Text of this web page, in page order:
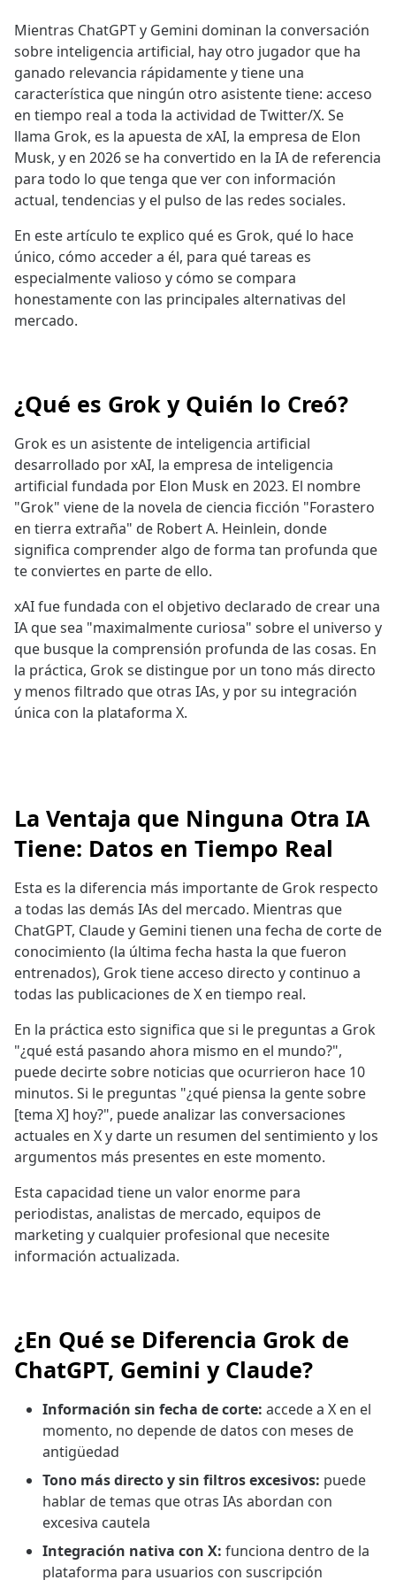
Mientras ChatGPT y Gemini dominan la conversación
sobre inteligencia artificial, hay otro jugador que ha
ganado relevancia rápidamente y tiene una
característica que ningún otro asistente tiene: acceso
en tiempo real a toda la actividad de Twitter/X. Se
llama Grok, es la apuesta de xAI, la empresa de Elon
Musk, y en 2026 se ha convertido en la IA de referencia
para todo lo que tenga que ver con información
actual, tendencias y el pulso de las redes sociales.
En este artículo te explico qué es Grok, qué lo hace
único, cómo acceder a él, para qué tareas es
especialmente valioso y cómo se compara
honestamente con las principales alternativas del
mercado.
¿Qué es Grok y Quién lo Creó?
Grok es un asistente de inteligencia artificial
desarrollado por xAI, la empresa de inteligencia
artificial fundada por Elon Musk en 2023. El nombre
"Grok" viene de la novela de ciencia ficción "Forastero
en tierra extraña" de Robert A. Heinlein, donde
significa comprender algo de forma tan profunda que
te conviertes en parte de ello.
xAI fue fundada con el objetivo declarado de crear una
IA que sea "maximalmente curiosa" sobre el universo y
que busque la comprensión profunda de las cosas. En
la práctica, Grok se distingue por un tono más directo
y menos filtrado que otras IAs, y por su integración
única con la plataforma X.
La Ventaja que Ninguna Otra IA
Tiene: Datos en Tiempo Real
Esta es la diferencia más importante de Grok respecto
a todas las demás IAs del mercado. Mientras que
ChatGPT, Claude y Gemini tienen una fecha de corte de
conocimiento (la última fecha hasta la que fueron
entrenados), Grok tiene acceso directo y continuo a
todas las publicaciones de X en tiempo real.
En la práctica esto significa que si le preguntas a Grok
"¿qué está pasando ahora mismo en el mundo?",
puede decirte sobre noticias que ocurrieron hace 10
minutos. Si le preguntas "¿qué piensa la gente sobre
[tema X] hoy?", puede analizar las conversaciones
actuales en X y darte un resumen del sentimiento y los
argumentos más presentes en este momento.
Esta capacidad tiene un valor enorme para
periodistas, analistas de mercado, equipos de
marketing y cualquier profesional que necesite
información actualizada.
¿En Qué se Diferencia Grok de
ChatGPT, Gemini y Claude?
Información sin fecha de corte: accede a X en el
momento, no depende de datos con meses de
antigüedad
Tono más directo y sin filtros excesivos: puede
hablar de temas que otras IAs abordan con
excesiva cautela
Integración nativa con X: funciona dentro de la
plataforma para usuarios con suscripción